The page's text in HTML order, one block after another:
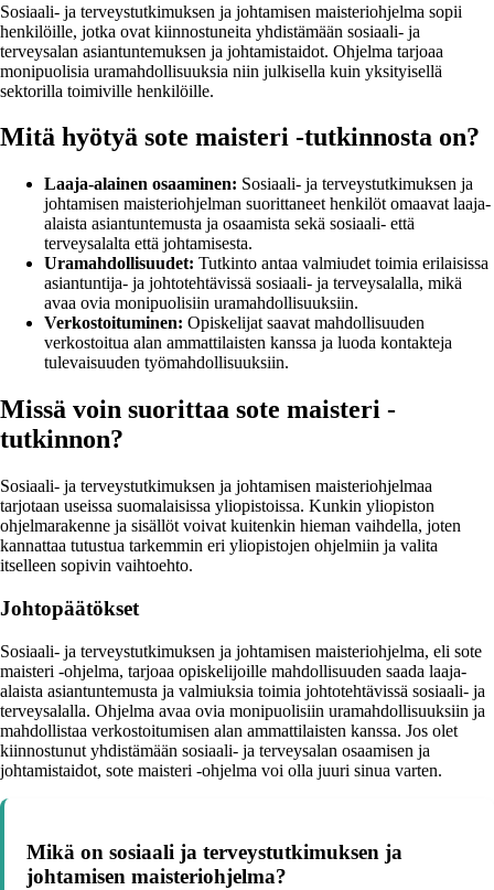
Sosiaali- ja terveystutkimuksen ja johtamisen maisteriohjelma sopii
henkilöille, jotka ovat kiinnostuneita yhdistämään sosiaali- ja
terveysalan asiantuntemuksen ja johtamistaidot. Ohjelma tarjoaa
monipuolisia uramahdollisuuksia niin julkisella kuin yksityisellä
sektorilla toimiville henkilöille.
Mitä hyötyä sote maisteri -tutkinnosta on?
Laaja-alainen osaaminen: Sosiaali- ja terveystutkimuksen ja
johtamisen maisteriohjelman suorittaneet henkilöt omaavat laaja-
alaista asiantuntemusta ja osaamista sekä sosiaali- että
terveysalalta että johtamisesta.
Uramahdollisuudet: Tutkinto antaa valmiudet toimia erilaisissa
asiantuntija- ja johtotehtävissä sosiaali- ja terveysalalla, mikä
avaa ovia monipuolisiin uramahdollisuuksiin.
Verkostoituminen: Opiskelijat saavat mahdollisuuden
verkostoitua alan ammattilaisten kanssa ja luoda kontakteja
tulevaisuuden työmahdollisuuksiin.
Missä voin suorittaa sote maisteri -
tutkinnon?
Sosiaali- ja terveystutkimuksen ja johtamisen maisteriohjelmaa
tarjotaan useissa suomalaisissa yliopistoissa. Kunkin yliopiston
ohjelmarakenne ja sisällöt voivat kuitenkin hieman vaihdella, joten
kannattaa tutustua tarkemmin eri yliopistojen ohjelmiin ja valita
itselleen sopivin vaihtoehto.
Johtopäätökset
Sosiaali- ja terveystutkimuksen ja johtamisen maisteriohjelma, eli sote
maisteri -ohjelma, tarjoaa opiskelijoille mahdollisuuden saada laaja-
alaista asiantuntemusta ja valmiuksia toimia johtotehtävissä sosiaali- ja
terveysalalla. Ohjelma avaa ovia monipuolisiin uramahdollisuuksiin ja
mahdollistaa verkostoitumisen alan ammattilaisten kanssa. Jos olet
kiinnostunut yhdistämään sosiaali- ja terveysalan osaamisen ja
johtamistaidot, sote maisteri -ohjelma voi olla juuri sinua varten.
Mikä on sosiaali ja terveystutkimuksen ja
johtamisen maisteriohjelma?